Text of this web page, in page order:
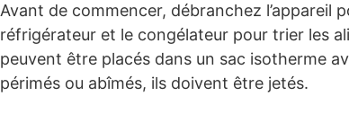
Avant de commencer, débranchez l’appareil
réfrigérateur et le congélateur pour trier les
peuvent être placés dans un sac isotherme
périmés ou abîmés, ils doivent être jetés.